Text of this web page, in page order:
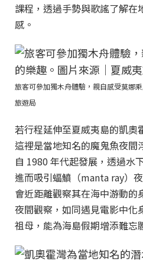
課程，透過手勢與歌謠了解在
感。
旅客可參加獨木舟體驗，親自感受莫娜
旅遊局
若行程延伸至夏威夷島的凱奧
這裡是當地知名的魔鬼魚夜間
自 1980 年代起發展，透過水
進而吸引蝠鱝（manta ray）
會近距離觀察其在海中游動的
夜間觀察，如同遇見電影中化
祖母，能為海島假期增添難忘